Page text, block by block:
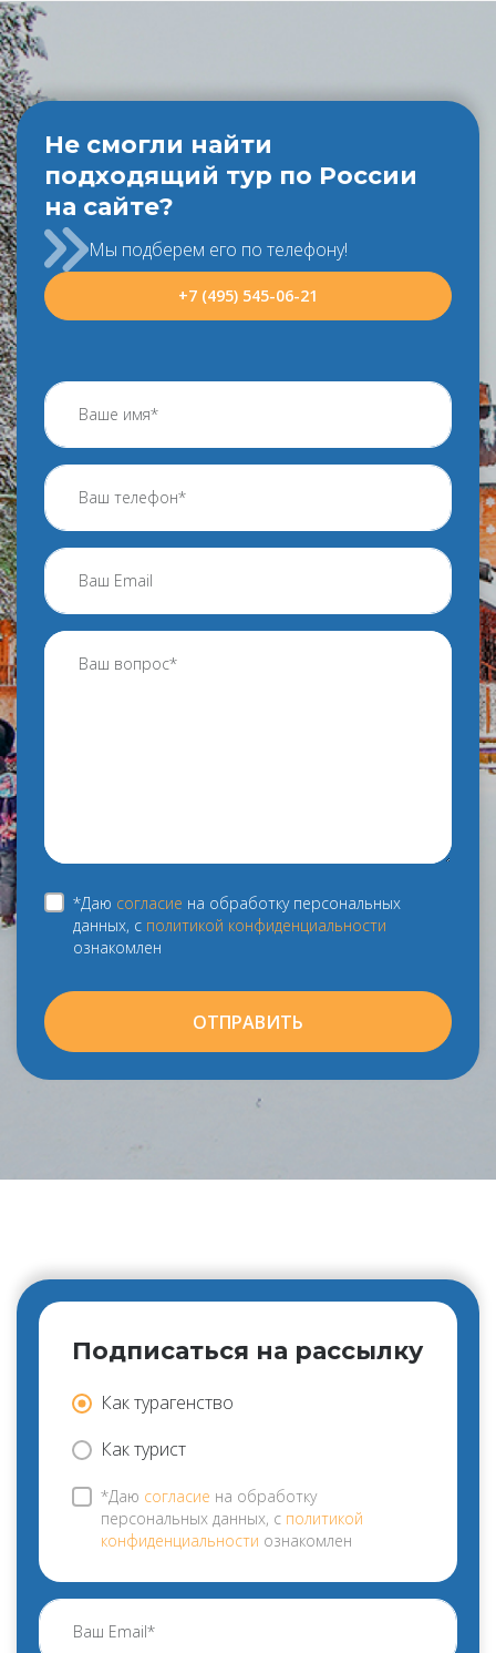
Не смогли найти
подходящий тур по России
на сайте?
Мы подберем его по телефону!
+7 (495) 545-06-21
*Даю согласие на обработку персональных
данных, с политикой конфиденциальности
ознакомлен
ОТПРАВИТЬ
Подписаться на рассылку
Как турагенство
Как турист
*Даю согласие на обработку
персональных данных, с политикой
конфиденциальности ознакомлен